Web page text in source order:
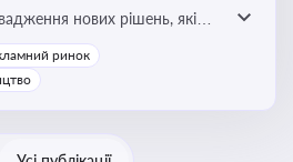
нових рішень, які
функціональність або
продуктів і процесів.
ринок